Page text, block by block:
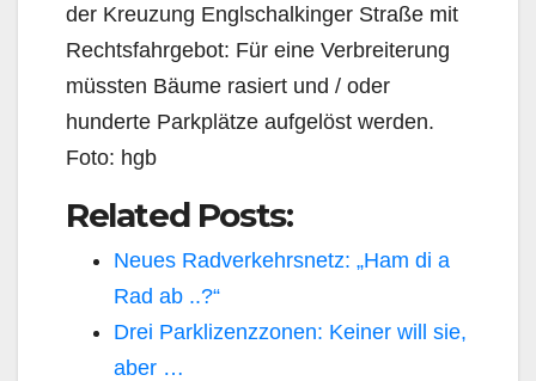
der Kreuzung Englschalkinger Straße mit
Rechtsfahrgebot: Für eine Verbreiterung
müssten Bäume rasiert und / oder
hunderte Parkplätze aufgelöst werden.
Foto: hgb
Related Posts:
Neues Radverkehrsnetz: „Ham di a
Rad ab ..?“
Drei Parklizenzzonen: Keiner will sie,
aber …